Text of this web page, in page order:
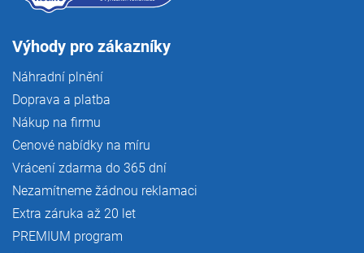
Výhody pro zákazníky
Náhradní plnění
Doprava a platba
Nákup na firmu
Cenové nabídky na míru
Vrácení zdarma do 365 dní
Nezamítneme žádnou reklamaci
Extra záruka až 20 let
PREMIUM program